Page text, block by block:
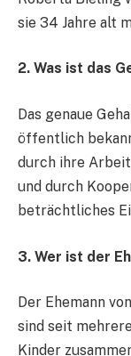
sie 34 Jahre alt
2. Was ist das
Das genaue
öffentlich
durch ihre
und durch
beträchtliches
3. Wer ist der
Der Ehemann
sind seit
Kinder